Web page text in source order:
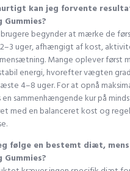
kan jeg forvente
Gummies?
begynder at mærke de
uger, afhængigt af kost,
Mange oplever først
energi, hvorefter vægten
4–8 uger. For at opnå
en sammenhængende kur på
med en balanceret kost og
følge en bestemt diæt,
Gummies?